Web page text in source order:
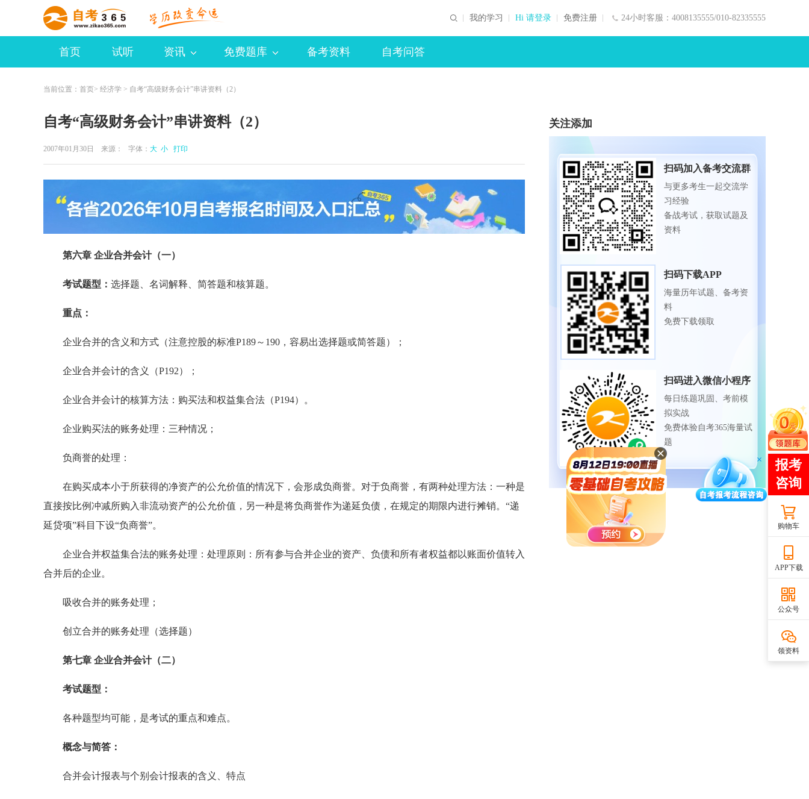
24小时客服：4008135555/010-82335555
我的学习 Hi 请登录 免费注册
首页 试听 资讯 免费题库 备考资料 自考问答
当前位置： 首页> 经济学 > 自考“高级财务会计”串讲资料（2）
自考“高级财务会计”串讲资料（2）
2007年01月30日 来源： 字体： 大 小 打印
第六章 企业合并会计（一）
考试题型： 选择题、名词解释、简答题和核算题。
重点：
企业合并的含义和方式（注意控股的标准P189～190，容易出选择题或简答题）；
企业合并会计的含义（P192）；
企业合并会计的核算方法：购买法和权益集合法（P194）。
企业购买法的账务处理：三种情况；
负商誉的处理：
在购买成本小于所获得的净资产的公允价值的情况下，会形成负商誉。对于负商誉，有两种处理方法：一种是
直接按比例冲减所购入非流动资产的公允价值，另一种是将负商誉作为递延负债，在规定的期限内进行摊销。“递
延贷项”科目下设“负商誉”。
企业合并权益集合法的账务处理：处理原则：所有参与合并企业的资产、负债和所有者权益都以账面价值转入
合并后的企业。
吸收合并的账务处理；
创立合并的账务处理（选择题）
第七章 企业合并会计（二）
考试题型：
各种题型均可能，是考试的重点和难点。
概念与简答：
合并会计报表与个别会计报表的含义、特点
关注添加
扫码加入备考交流群
与更多考生一起交流学
习经验
备战考试，获取试题及
资料
扫码下载APP
海量历年试题、备考资
料
免费下载领取
扫码进入微信小程序
每日练题巩固、考前模
拟实战
免费体验自考365海量试
题
购物车
APP下载
公众号
领资料